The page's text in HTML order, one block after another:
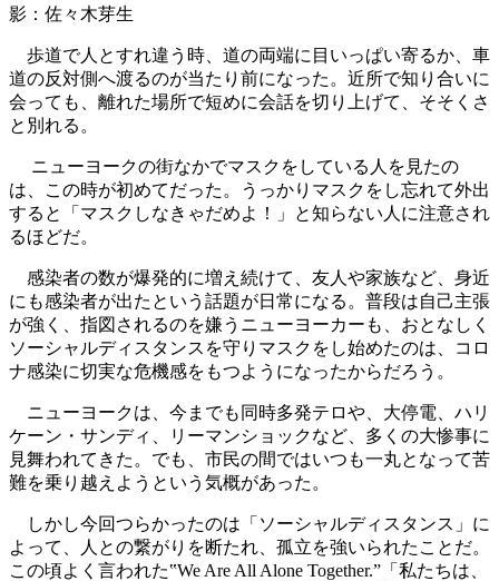
影：佐々木芽生
歩道で人とすれ違う時、道の両端に目いっぱい寄るか、車
道の反対側へ渡るのが当たり前になった。近所で知り合いに
会っても、離れた場所で短めに会話を切り上げて、そそくさ
と別れる。
ニューヨークの街なかでマスクをしている人を見たの
は、この時が初めてだった。うっかりマスクをし忘れて外出
すると「マスクしなきゃだめよ！」と知らない人に注意され
るほどだ。
感染者の数が爆発的に増え続けて、友人や家族など、身近
にも感染者が出たという話題が日常になる。普段は自己主張
が強く、指図されるのを嫌うニューヨーカーも、おとなしく
ソーシャルディスタンスを守りマスクをし始めたのは、コロ
ナ感染に切実な危機感をもつようになったからだろう。
ニューヨークは、今までも同時多発テロや、大停電、ハリ
ケーン・サンディ、リーマンショックなど、多くの大惨事に
見舞われてきた。でも、市民の間ではいつも一丸となって苦
難を乗り越えようという気概があった。
しかし今回つらかったのは「ソーシャルディスタンス」に
よって、人との繋がりを断たれ、孤立を強いられたことだ。
この頃よく言われた‟We Are All Alone Together.”「私たちは、